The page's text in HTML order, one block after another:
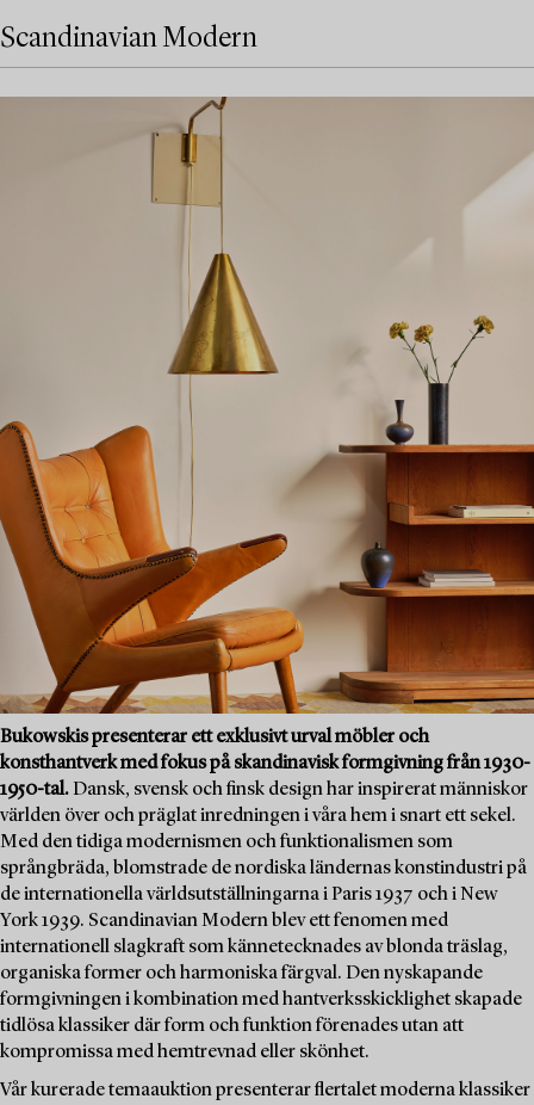
Scandinavian Modern
Bukowskis presenterar ett exklusivt urval möbler och
konsthantverk med fokus på skandinavisk formgivning från 1930-
1950-tal. Dansk, svensk och finsk design har inspirerat människor
världen över och präglat inredningen i våra hem i snart ett sekel.
Med den tidiga modernismen och funktionalismen som
språngbräda, blomstrade de nordiska ländernas konstindustri på
de internationella världsutställningarna i Paris 1937 och i New
York 1939. Scandinavian Modern blev ett fenomen med
internationell slagkraft som kännetecknades av blonda träslag,
organiska former och harmoniska färgval. Den nyskapande
formgivningen i kombination med hantverksskicklighet skapade
tidlösa klassiker där form och funktion förenades utan att
kompromissa med hemtrevnad eller skönhet.
Vår kurerade temaauktion presenterar flertalet moderna klassiker